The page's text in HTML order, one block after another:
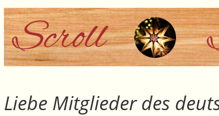
Liebe Mitglieder des